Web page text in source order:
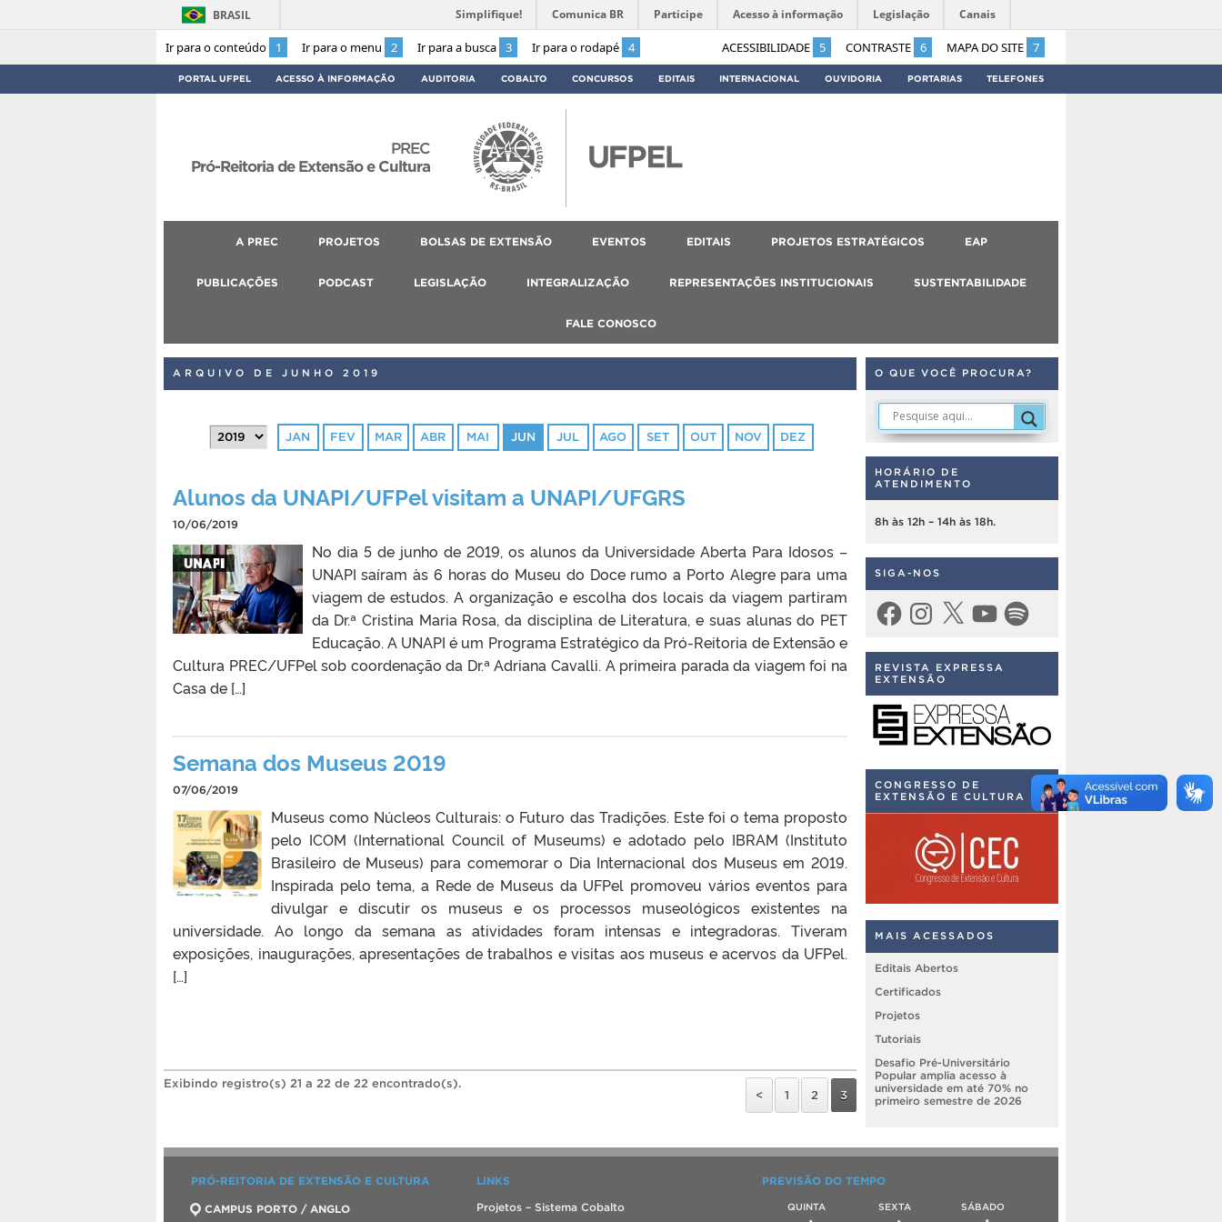
Ir para o conteúdo 1 Ir para o menu 2 Ir para a busca 3 Ir para o rodapé 4 ACESSIBILIDADE 5 CONTRASTE 6 MAPA DO SITE 7
BRASIL Simplifique! Comunica BR Participe Acesso à informação Legislação Canais
PORTAL UFPEL ACESSO À INFORMAÇÃO AUDITORIA COBALTO CONCURSOS EDITAIS INTERNACIONAL OUVIDORIA PORTARIAS TELEFONES
PREC
Pró-Reitoria de Extensão e Cultura
A PREC PROJETOS BOLSAS DE EXTENSÃO EVENTOS EDITAIS PROJETOS ESTRATÉGICOS EAP
PUBLICAÇÕES PODCAST LEGISLAÇÃO INTEGRALIZAÇÃO REPRESENTAÇÕES INSTITUCIONAIS SUSTENTABILIDADE
FALE CONOSCO
ARQUIVO DE JUNHO 2019
JAN FEV MAR ABR MAI JUN JUL AGO SET OUT NOV DEZ
Alunos da UNAPI/UFPel visitam a UNAPI/UFGRS
10/06/2019
No dia 5 de junho de 2019, os alunos da Universidade Aberta Para Idosos –
UNAPI saíram às 6 horas do Museu do Doce rumo a Porto Alegre para uma
viagem de estudos. A organização e escolha dos locais da viagem partiram
da Dr.ª Cristina Maria Rosa, da disciplina de Literatura, e suas alunas do PET
Educação. A UNAPI é um Programa Estratégico da Pró-Reitoria de Extensão e
Cultura PREC/UFPel sob coordenação da Dr.ª Adriana Cavalli. A primeira parada da viagem foi na
Casa de […]
Semana dos Museus 2019
07/06/2019
Museus como Núcleos Culturais: o Futuro das Tradições. Este foi o tema proposto
pelo ICOM (International Council of Museums) e adotado pelo IBRAM (Instituto
Brasileiro de Museus) para comemorar o Dia Internacional dos Museus em 2019.
Inspirada pelo tema, a Rede de Museus da UFPel promoveu vários eventos para
divulgar e discutir os museus e os processos museológicos existentes na
universidade. Ao longo da semana as atividades foram intensas e integradoras. Tiveram
exposições, inaugurações, apresentações de trabalhos e visitas aos museus e acervos da UFPel.
[…]
Exibindo registro(s) 21 a 22 de 22 encontrado(s).
<
1 2 3
O QUE VOCÊ PROCURA?
HORÁRIO DE
ATENDIMENTO
8h às 12h – 14h às 18h.
SIGA-NOS
FacebookInstagram
X YouTubeSpotify
REVISTA EXPRESSA
EXTENSÃO
CONGRESSO DE
EXTENSÃO E CULTURA
MAIS ACESSADOS
Editais Abertos
Certificados
Projetos
Tutoriais
Desafio Pré-Universitário
Popular amplia acesso à
universidade em até 70% no
primeiro semestre de 2026
PRÓ-REITORIA DE EXTENSÃO E CULTURA
CAMPUS PORTO / ANGLO
LINKS
Projetos – Sistema Cobalto
PREVISÃO DO TEMPO
QUINTA SEXTA SÁBADO